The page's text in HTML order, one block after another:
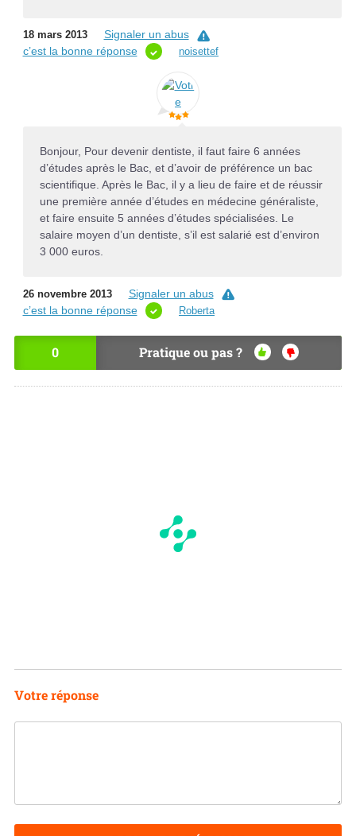
18 mars 2013
Signaler un abus
c’est la bonne réponse
noisettef
Bonjour, Pour devenir dentiste, il faut faire 6 années
d’études après le Bac, et d’avoir de préférence un bac
scientifique. Après le Bac, il y a lieu de faire et de réussir
une première année d’études en médecine généraliste,
et faire ensuite 5 années d’études spécialisées. Le
salaire moyen d’un dentiste, s’il est salarié est d’environ
3 000 euros.
26 novembre 2013
Signaler un abus
c’est la bonne réponse
Roberta
0 Pratique ou pas ?
OU
I
NO
Votre réponse